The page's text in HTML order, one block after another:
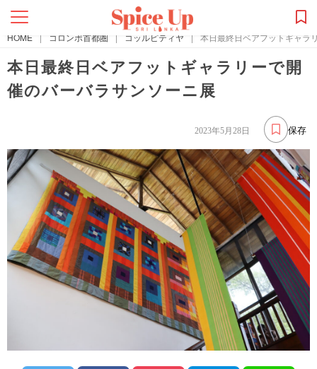
HOME | コロンボ首都圏 | コッルピティヤ | 本日最終日ベアフットギャラ
本日最終日ベアフットギャラリーで開
催のバーバラサンソーニ展
保存
2023年5月28日